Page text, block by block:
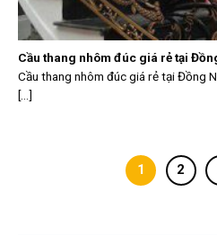
Cầu thang nhôm đúc giá rẻ tại
Cầu thang nhôm đúc giá rẻ tại Đồng
[...]
1 2